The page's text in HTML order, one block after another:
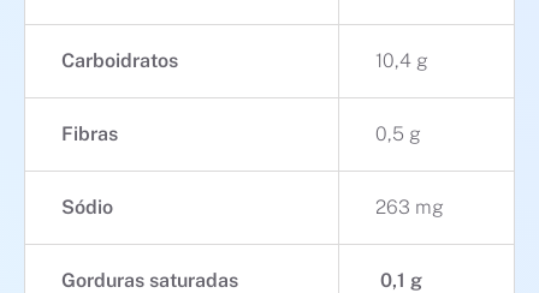
Carboidratos 10,4 g
Fibras 0,5 g
Sódio 263 mg
Gorduras saturadas 0,1 g